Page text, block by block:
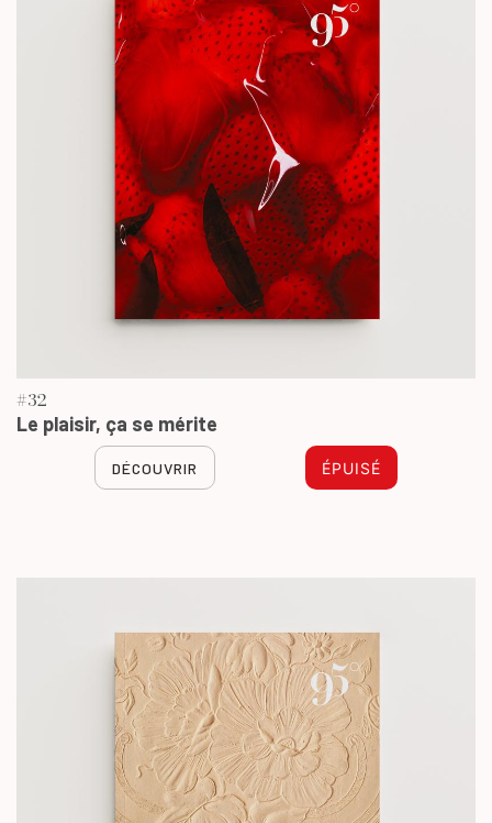
#32
Le plaisir, ça se mérite
DÉCOUVRIR ÉPUISÉ